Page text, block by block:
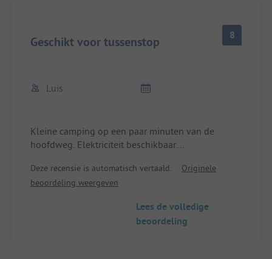
Geschikt voor tussenstop 8
Luis
Kleine camping op een paar minuten van de
hoofdweg. Elektriciteit beschikbaar.
bereikbaar. Aanrader als verblijfplaats kort na
Bergen.
Deze recensie is automatisch vertaald.
Originele
beoordeling weergeven
Lees de volledige
beoordeling